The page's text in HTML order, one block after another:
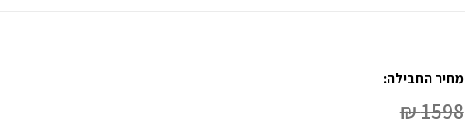
מחיר החבילה:
1598 ₪